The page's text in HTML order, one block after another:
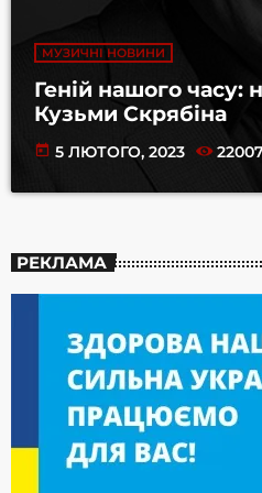
МУЗИЧНІ НОВИНИ
Геній нашого часу:
Кузьми Скрябіна
today 5 ЛЮТОГО, 2023 22007
РЕКЛАМА